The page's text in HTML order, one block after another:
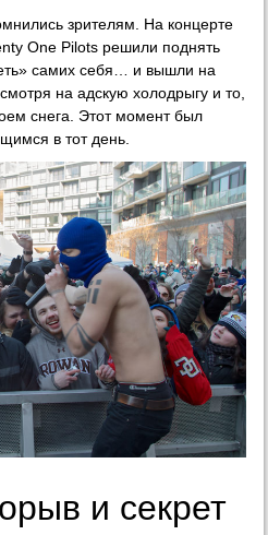
зрителям. На концерте
One Pilots решили поднять
самих себя… и вышли на
на адскую холодрыгу и то,
снега. Этот момент был
в тот день.
и секрет